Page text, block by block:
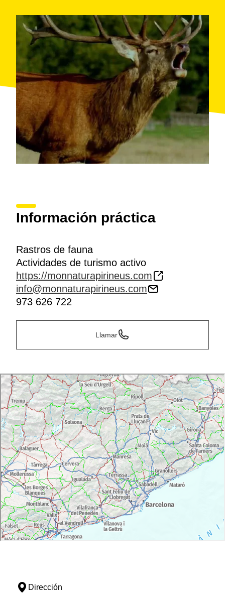
Información práctica
Rastros de fauna
Actividades de turismo activo
https://monnaturapirineus.com
info@monnaturapirineus.com
973 626 722
Llamar
Dirección